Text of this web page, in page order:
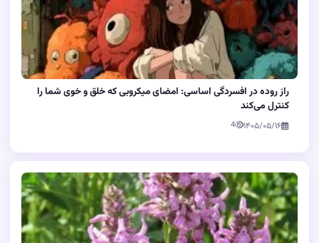
راز روده در افسردگی اساسی: امضای میکروبی که خلق و خوی شما را
کنترل می‌کند
۱۴۰۵/۰۵/۱۶ 4